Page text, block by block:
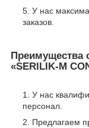
У нас
заказов.
Преимущества
«SERILIK-M
У нас
персонал.
Предлагаем